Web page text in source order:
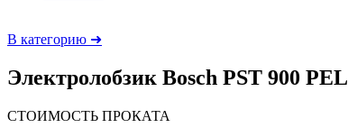
В категорию ➜
Электролобзик Bosch PST 900 PEL
СТОИМОСТЬ ПРОКАТА